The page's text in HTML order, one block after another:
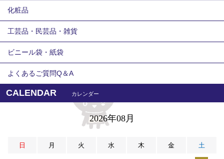
化粧品
工芸品・民芸品・雑貨
ビニール袋・紙袋
よくあるご質問Q＆A
CALENDAR カレンダー
2026年08月
日 月 火 水 木 金 土